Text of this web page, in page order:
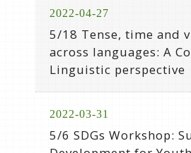
2022-04-27
5/18 Tense, time and
across languages: A
Linguistic perspective
2022-03-31
5/6 SDGs Workshop: